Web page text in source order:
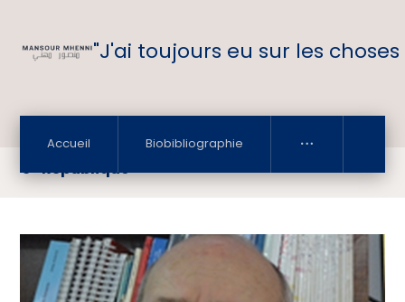
"J'ai toujours eu sur les
Accueil Biobibliographie
3° République